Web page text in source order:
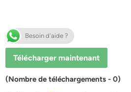
Besoin d'aide ?
Télécharger maintenant
(Nombre de téléchargements - 0)